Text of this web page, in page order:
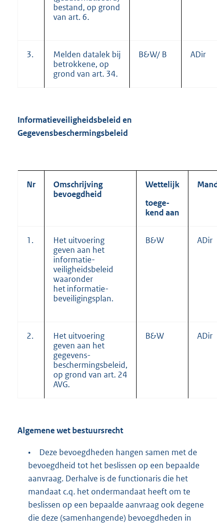
bestand, op grond
van art. 6.
3.
Melden datalek bij
betrokkene, op
grond van art. 34.
B&W/ B ADir
Informatieveiligheidsbeleid en
Gegevensbeschermingsbeleid
Nr
Omschrijving
bevoegdheid
Wettelijk
toege-
kend aan
1.
Het uitvoering
geven aan het
informatie-
veiligheidsbeleid
waaronder
het informatie-
beveiligingsplan.
B&W ADir
2.
Het uitvoering
geven aan het
gegevens-
beschermingsbeleid,
op grond van art. 24
AVG.
B&W ADir
Algemene wet bestuursrecht
•
Deze bevoegdheden hangen samen met de
bevoegdheid tot het beslissen op een bepaalde
aanvraag. Derhalve is de functionaris die het
mandaat c.q. het ondermandaat heeft om te
beslissen op een bepaalde aanvraag ook degene
die deze (samenhangende) bevoegdheden in